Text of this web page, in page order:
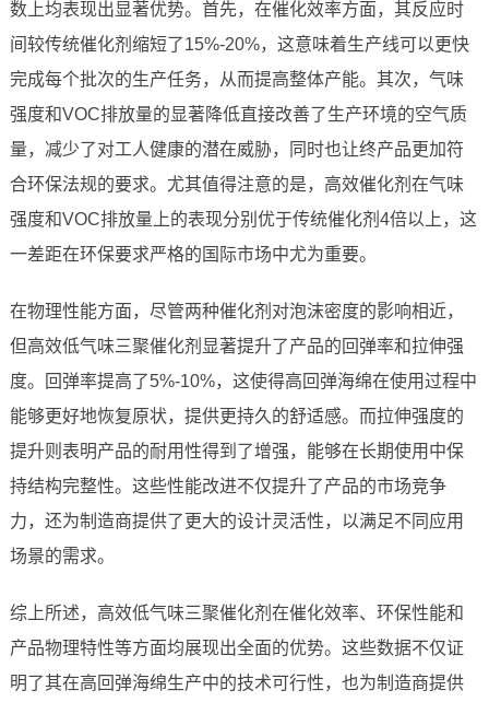
数上均表现出显著优势。首先，在催化效率方面，其反应时
间较传统催化剂缩短了15%-20%，这意味着生产线可以更快
完成每个批次的生产任务，从而提高整体产能。其次，气味
强度和VOC排放量的显著降低直接改善了生产环境的空气质
量，减少了对工人健康的潜在威胁，同时也让终产品更加符
合环保法规的要求。尤其值得注意的是，高效催化剂在气味
强度和VOC排放量上的表现分别优于传统催化剂4倍以上，这
一差距在环保要求严格的国际市场中尤为重要。
在物理性能方面，尽管两种催化剂对泡沫密度的影响相近，
但高效低气味三聚催化剂显著提升了产品的回弹率和拉伸强
度。回弹率提高了5%-10%，这使得高回弹海绵在使用过程中
能够更好地恢复原状，提供更持久的舒适感。而拉伸强度的
提升则表明产品的耐用性得到了增强，能够在长期使用中保
持结构完整性。这些性能改进不仅提升了产品的市场竞争
力，还为制造商提供了更大的设计灵活性，以满足不同应用
场景的需求。
综上所述，高效低气味三聚催化剂在催化效率、环保性能和
产品物理特性等方面均展现出全面的优势。这些数据不仅证
明了其在高回弹海绵生产中的技术可行性，也为制造商提供